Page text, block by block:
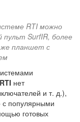
RTI можно
пульт SurfIR, более
же планшет с
RTI нет
и т. д.),
с популярными
готовых